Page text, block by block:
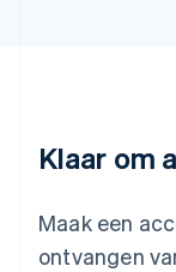
Klaar om
Maak een
ontvangen
Français
English
Malta
English